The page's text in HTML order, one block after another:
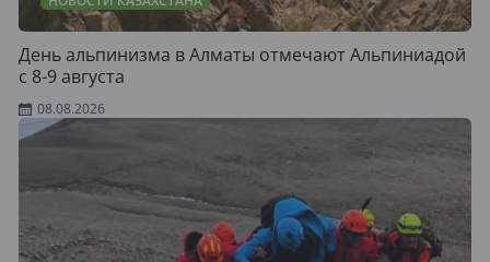
День альпинизма в Алматы отмечают Альпиниадой
с 8-9 августа
08.08.2026